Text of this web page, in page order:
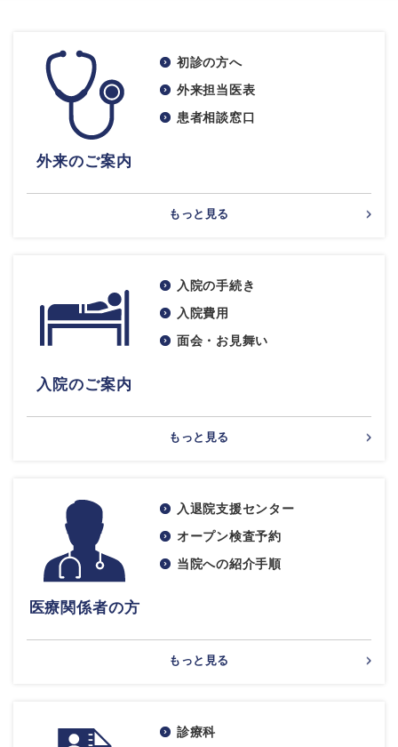
外来のご案内
初診の方へ
外来担当医表
患者相談窓口
もっと見る
入院のご案内
入院の手続き
入院費用
面会・お見舞い
もっと見る
医療関係者の方
入退院支援センター
オープン検査予約
当院への紹介手順
もっと見る
診療科